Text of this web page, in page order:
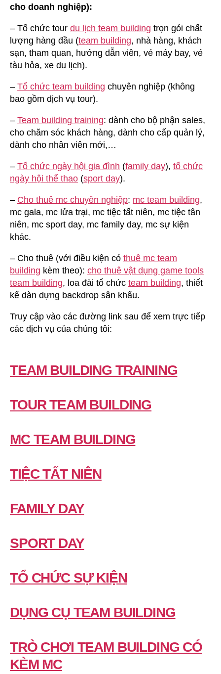
cho doanh nghiệp):
– Tổ chức tour du lịch team building trọn gói chất
lượng hàng đầu (team building, nhà hàng, khách
sạn, tham quan, hướng dẫn viên, vé máy bay, vé
tàu hỏa, xe du lịch).
– Tổ chức team building chuyên nghiệp (không
bao gồm dịch vụ tour).
– Team building training: dành cho bộ phận sales,
cho chăm sóc khách hàng, dành cho cấp quản lý,
dành cho nhân viên mới,…
– Tổ chức ngày hội gia đình (family day), tổ chức
ngày hội thể thao (sport day).
– Cho thuê mc chuyên nghiệp: mc team building,
mc gala, mc lửa trại, mc tiệc tất niên, mc tiệc tân
niên, mc sport day, mc family day, mc sự kiện
khác.
– Cho thuê (với điều kiện có thuê mc team
building kèm theo): cho thuê vật dụng game tools
team building, loa đài tổ chức team building, thiết
kế dàn dựng backdrop sân khấu.
Truy cập vào các đường link sau để xem trực tiếp
các dịch vụ của chúng tôi:
TEAM BUILDING TRAINING
TOUR TEAM BUILDING
MC TEAM BUILDING
TIỆC TẤT NIÊN
FAMILY DAY
SPORT DAY
TỔ CHỨC SỰ KIỆN
DỤNG CỤ TEAM BUILDING
TRÒ CHƠI TEAM BUILDING CÓ
KÈM MC